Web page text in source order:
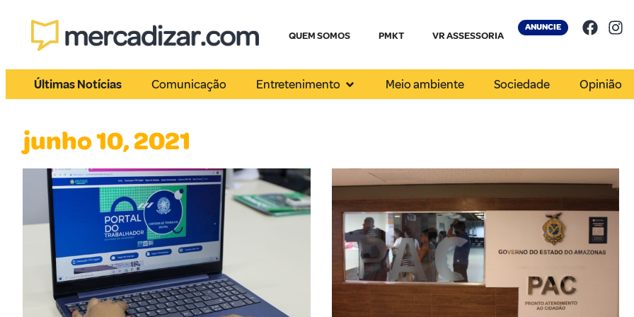
QUEM SOMOS PMKT VR ASSESSORIA
ANUNCIE
Últimas Notícias Comunicação Entretenimento Meio ambiente Sociedade Opinião
junho 10, 2021